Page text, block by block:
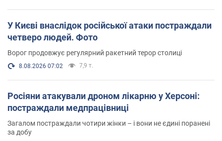
У Києві внаслідок російської атаки постраждали
четверо людей. Фото
Ворог продовжує регулярний ракетний терор столиці
8.08.2026 07:02 7,9 т.
Росіяни атакували дроном лікарню у Херсоні:
постраждали медпрацівниці
Загалом постраждали чотири жінки – і вони не єдині поранені
за добу